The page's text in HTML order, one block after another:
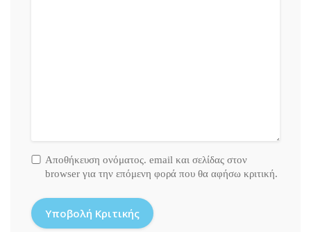
Αποθήκευση ονόματος. email και σελίδας στον
browser για την επόμενη φορά που θα αφήσω κριτική.